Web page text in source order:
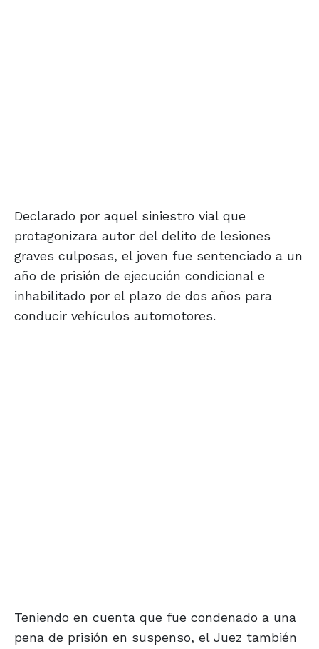
Declarado por aquel siniestro vial que
protagonizara autor del delito de lesiones
graves culposas, el joven fue sentenciado a un
año de prisión de ejecución condicional e
inhabilitado por el plazo de dos años para
conducir vehículos automotores.
Teniendo en cuenta que fue condenado a una
pena de prisión en suspenso, el Juez también